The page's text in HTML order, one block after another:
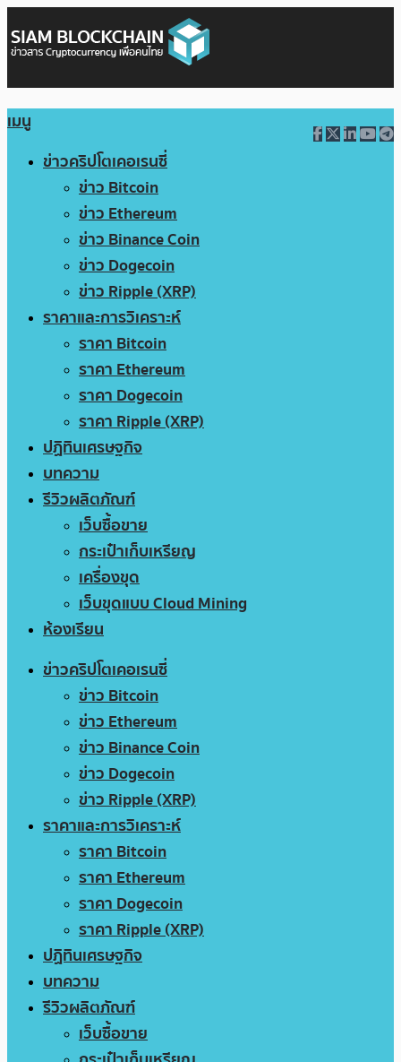
เมนู
ข่าวคริปโตเคอเรนซี่
ข่าว Bitcoin
ข่าว Ethereum
ข่าว Binance Coin
ข่าว Dogecoin
ข่าว Ripple (XRP)
ราคาและการวิเคราะห์
ราคา Bitcoin
ราคา Ethereum
ราคา Dogecoin
ราคา Ripple (XRP)
ปฏิทินเศรษฐกิจ
บทความ
รีวิวผลิตภัณฑ์
เว็บซื้อขาย
กระเป๋าเก็บเหรียญ
เครื่องขุด
เว็บขุดแบบ Cloud Mining
ห้องเรียน
ข่าวคริปโตเคอเรนซี่
ข่าว Bitcoin
ข่าว Ethereum
ข่าว Binance Coin
ข่าว Dogecoin
ข่าว Ripple (XRP)
ราคาและการวิเคราะห์
ราคา Bitcoin
ราคา Ethereum
ราคา Dogecoin
ราคา Ripple (XRP)
ปฏิทินเศรษฐกิจ
บทความ
รีวิวผลิตภัณฑ์
เว็บซื้อขาย